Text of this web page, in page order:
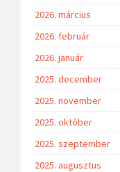
2026. március
2026. február
2026. január
2025. december
2025. november
2025. október
2025. szeptember
2025. augusztus